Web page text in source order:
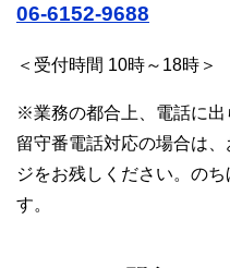
06-6152-9688
＜受付時間 10時～18時＞
※業務の都合上、電話に出
留守番電話対応の場合は
ジをお残しください。の
す。